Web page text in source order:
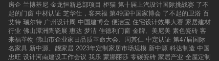
房企 兰博基尼 金龙恒新总部项目 柜猫 第十届上汽设计国际挑战赛 了不
起的门窗 中材认证 芝华仕，客来福 第49届中国家博会 了不起的卫浴 百
艾特 瑞尔特 广州设计周 中国建博会 便洁宝 住宅设计效果大赛 家居建材
行业 佛山潭洲陶瓷展 惠达 梦洁 佳德利门窗 金牌、美尼美 素色瓷砖 客
来福革物 佛山市企业家日品质革命大会、周其仁 中定认证 第47届国际
名家具 新中源、靓家居 2023年定制家居市场规模 新中源 科达制造 中国
忠旺 设计河南建设工作会议 我乐 蒙娜丽莎 零碳瓷砖 家居产业 全屋定制